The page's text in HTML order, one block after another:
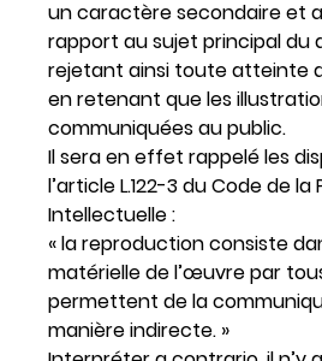
un caractère secondaire et
rapport au sujet principal du
rejetant ainsi toute atteinte
en retenant que les
communiquées au public.
Il sera en effet rappelé les
l’article L.122-3 du Code de
Intellectuelle :
« la reproduction consiste
matérielle de l’œuvre par
permettent de la
manière indirecte. »